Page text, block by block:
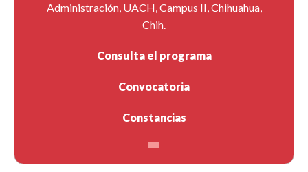
Administración, UACH, Campus II, Chihuahua,
Chih.
Consulta el programa
Convocatoria
Constancias